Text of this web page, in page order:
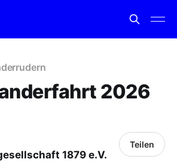
2026
1879 e.V.
Teilen